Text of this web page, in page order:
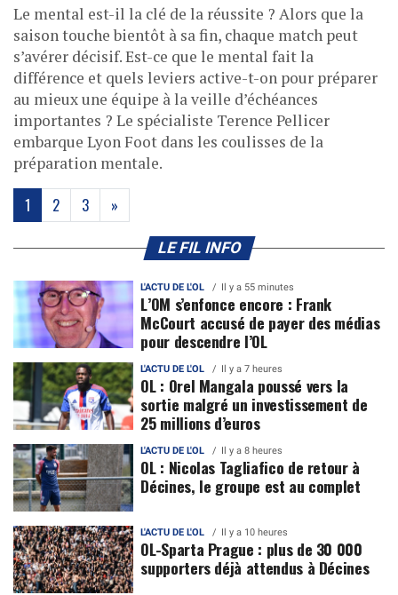
Le mental est-il la clé de la réussite ? Alors que la
saison touche bientôt à sa fin, chaque match peut
s’avérer décisif. Est-ce que le mental fait la
différence et quels leviers active-t-on pour préparer
au mieux une équipe à la veille d’échéances
importantes ? Le spécialiste Terence Pellicer
embarque Lyon Foot dans les coulisses de la
préparation mentale.
1 (current)
2 3 »
LE FIL INFO
L'ACTU DE L'OL Il y a 55 minutes
L’OM s’enfonce encore : Frank
McCourt accusé de payer des médias
pour descendre l’OL
L'ACTU DE L'OL Il y a 7 heures
OL : Orel Mangala poussé vers la
sortie malgré un investissement de
25 millions d’euros
L'ACTU DE L'OL Il y a 8 heures
OL : Nicolas Tagliafico de retour à
Décines, le groupe est au complet
L'ACTU DE L'OL Il y a 10 heures
OL-Sparta Prague : plus de 30 000
supporters déjà attendus à Décines